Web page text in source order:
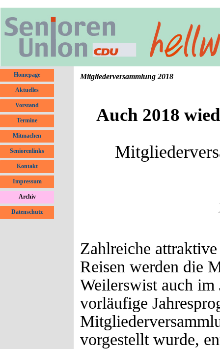
Menü überspringen
Homepage
Aktuelles
Vorstand
Termine
Mitmachen
Seniorenlinks
Kontakt
Impressum
Archiv
Datenschutz
Mitgliederversammlung 2018
Auch 2018
Zahlreiche
Reisen werden die
Weilerswist auch im
vorläufige
vorgestellt wurde,